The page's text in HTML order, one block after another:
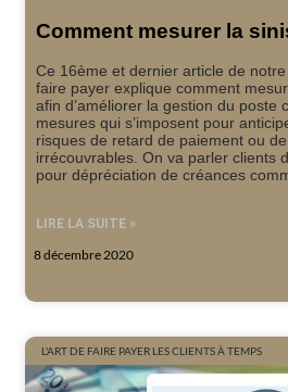
Comment mesurer la
Ce 16ème et dernier article de notre
faire payer explique comment
afin d’améliorer la gestion du poste
mesures qui s’imposent pour
risques de retard de paiement ou
irrécouvrables. On va parler clients
pour dépréciation de créances
LIRE LA SUITE »
8 décembre 2020
L'ART DE FAIRE PAYER LES CLIENTS À TEMPS